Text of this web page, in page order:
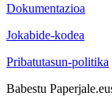
Dokumentazioa
Jokabide-kodea
Pribatutasun-politika
Babestu